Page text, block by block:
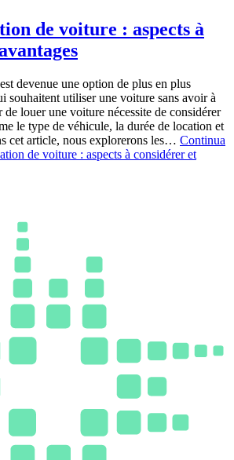
de voiture : aspects à
devenue une option de plus en plus
souhaitent utiliser une voiture sans avoir à
de louer une voiture nécessite de considérer
le type de véhicule, la durée de location et
cet article, nous explorerons les… Continua
de voiture : aspects à considérer et